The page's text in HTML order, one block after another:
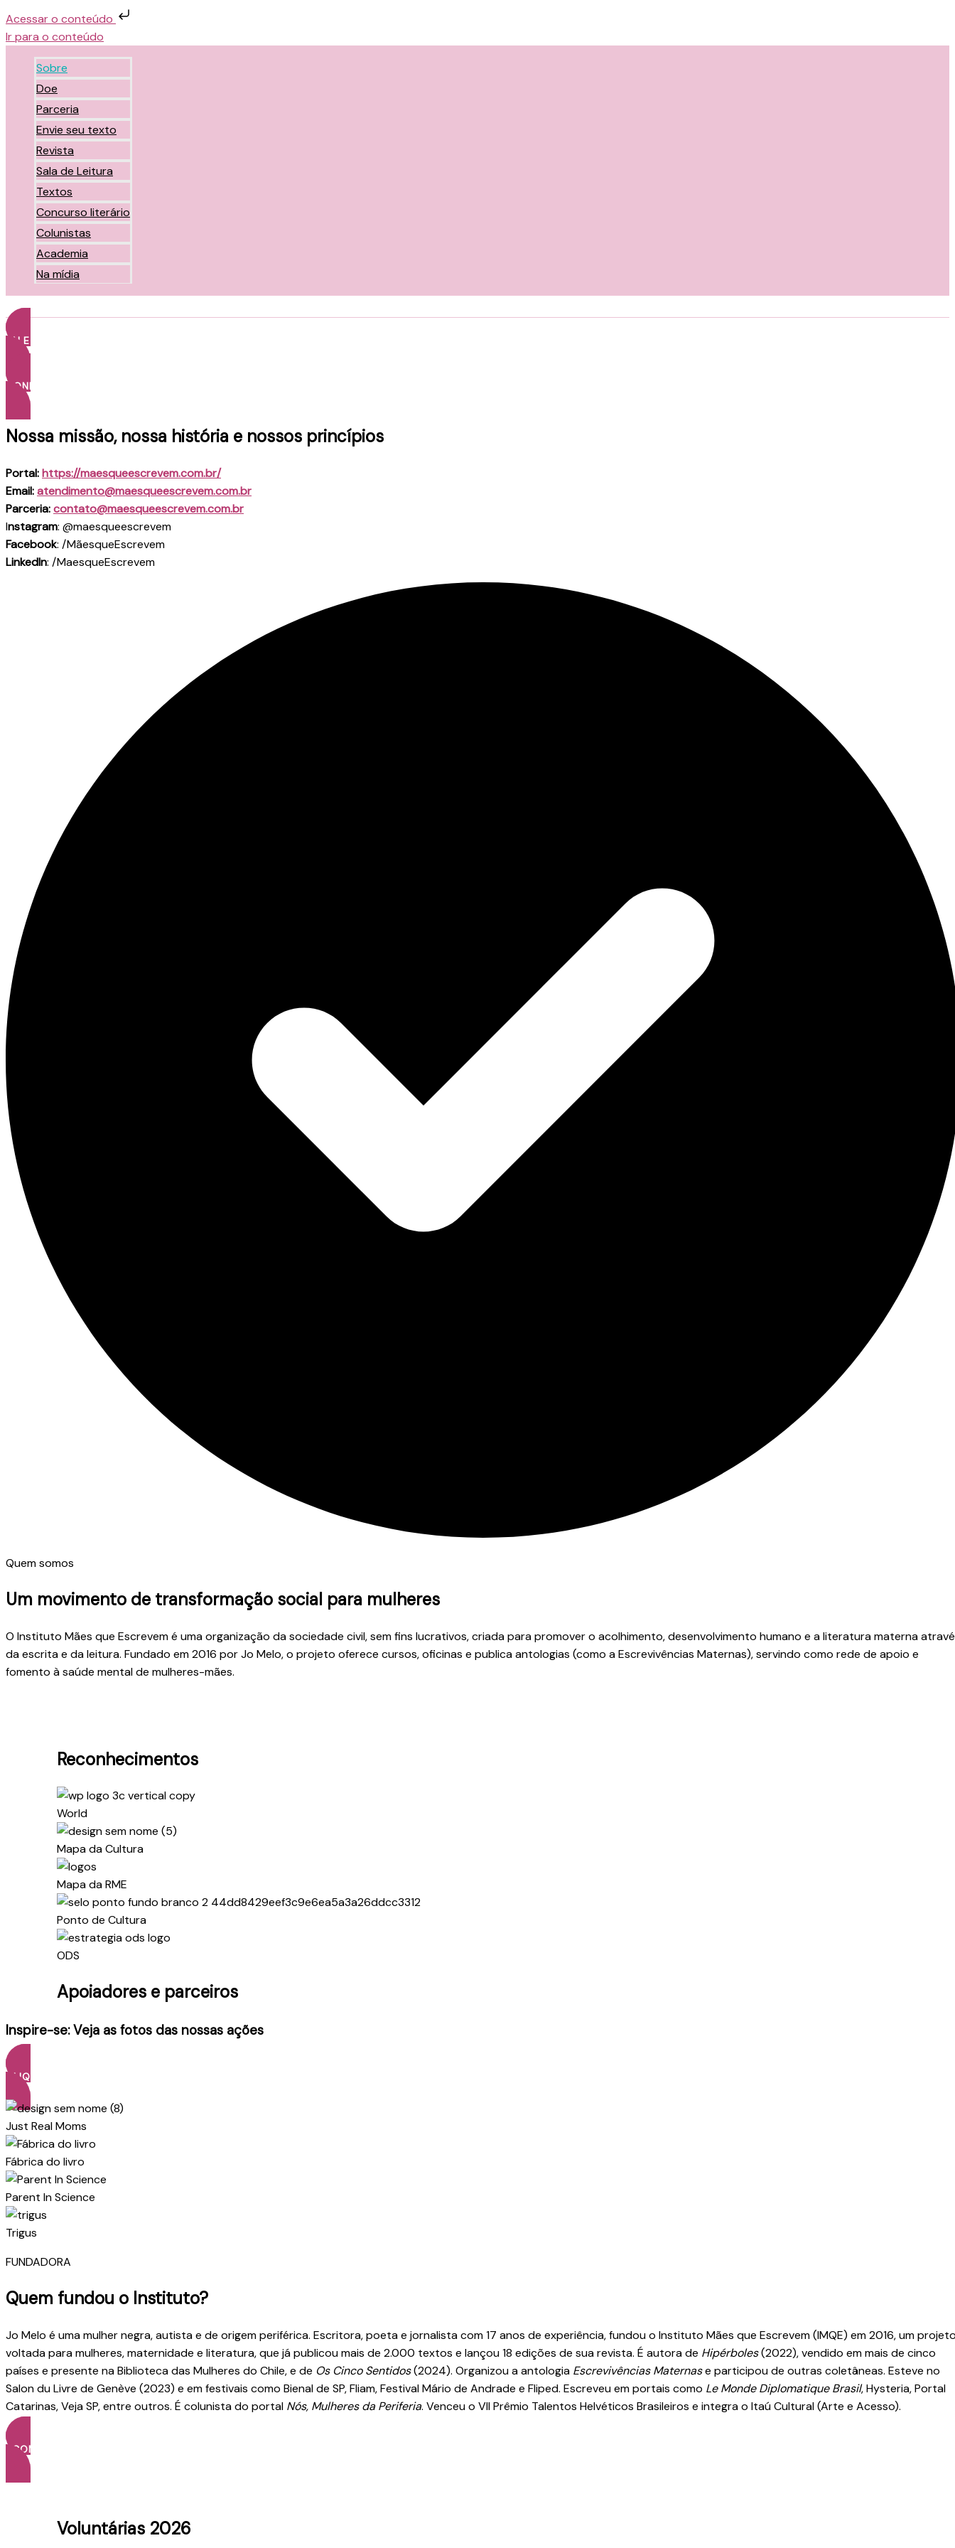
Acessar o conteúdo
Ir para o conteúdo
Sobre
Doe
Parceria
Envie seu texto
Revista
Sala de Leitura
Textos
Concurso literário
Colunistas
Academia
Na mídia
FALE CONOSCO
CONHEÇA MAIS
Nossa missão, nossa história e nossos princípios
Portal:https://maesqueescrevem.com.br/
Email:atendimento@maesqueescrevem.com.br
Parceria:contato@maesqueescrevem.com.br
Instagram: @maesqueescrevem
Facebook: /MãesqueEscrevem
LinkedIn: /MaesqueEscrevem
Quem somos
Um movimento de transformação social para mulheres
O Instituto Mães que Escrevem é uma organização da sociedade civil, sem fins lucrativos, criada para promover o acolhimento, desenvolvimento humano e a literatura materna
da escrita e da leitura. Fundado em 2016 por Jo Melo, o projeto oferece cursos, oficinas e publica antologias (como a Escrevivências Maternas), servindo como rede de apoio e
fomento à saúde mental de mulheres-mães.
Reconhecimentos
World
Mapa da Cultura
Mapa da RME
Ponto de Cultura
ODS
Apoiadores e parceiros
Inspire-se: Veja as fotos das nossas ações
CLIQUE AQUI
Just Real Moms
Fábrica do livro
Parent In Science
Trigus
FUNDADORA
Quem fundou o Instituto?
Jo Melo é uma mulher negra, autista e de origem periférica. Escritora, poeta e jornalista com 17 anos de experiência, fundou o Instituto Mães que Escrevem (IMQE) em 2016, um
voltada para mulheres, maternidade e literatura, que já publicou mais de 2.000 textos e lançou 18 edições de sua revista. É autora de Hipérboles(2022), vendido em mais de cinco
países e presente na Biblioteca das Mulheres do Chile, e de Os Cinco Sentidos(2024). Organizou a antologia Escrevivências Maternase participou de outras coletâneas. Esteve no
Salon du Livre de Genève (2023) e em festivais como Bienal de SP, Fliam, Festival Mário de Andrade e Fliped. Escreveu em portais como Le Monde Diplomatique Brasil, Hysteria, Portal
Catarinas, Veja SP, entre outros. É colunista do portal Nós, Mulheres da Periferia. Venceu o VII Prêmio Talentos Helvéticos Brasileiros e integra o Itaú Cultural (Arte e Acesso).
ACOMPANHE NO INSTAGRAM
Voluntárias 2026